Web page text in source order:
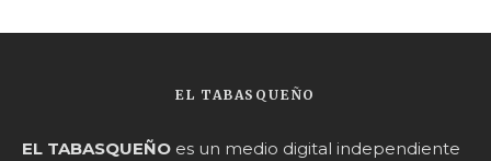
EL TABASQUEÑO
EL TABASQUEÑO es un medio digital independiente